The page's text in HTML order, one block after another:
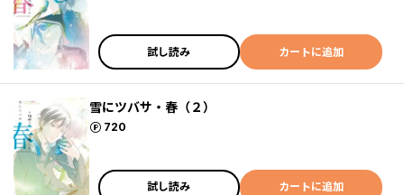
試し読み カートに追加
雪にツバサ・春（２）
720
ポイント
試し読み カートに追加